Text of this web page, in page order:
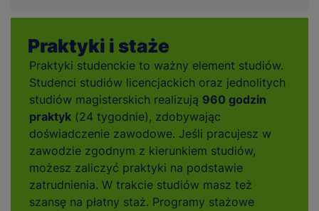
Praktyki i staże
Praktyki studenckie to ważny element studiów.
Studenci studiów licencjackich oraz jednolitych
studiów magisterskich realizują 960 godzin
praktyk (24 tygodnie), zdobywając
doświadczenie zawodowe. Jeśli pracujesz w
zawodzie zgodnym z kierunkiem studiów,
możesz zaliczyć praktyki na podstawie
zatrudnienia. W trakcie studiów masz też
szansę na płatny staż. Programy stażowe